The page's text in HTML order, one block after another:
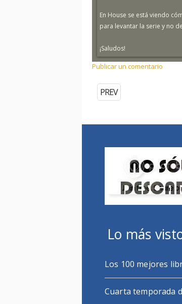
En House se está viendo
para levantar la serie y no
¡Saludos!
Publicar un comentario
PREV
Lo más
Los 100 mejores
Cuarta temporada